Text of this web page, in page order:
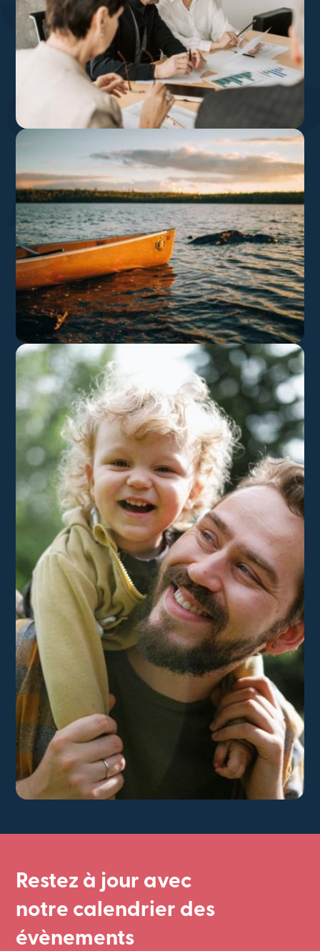
Restez à jour avec
notre calendrier des
évènements